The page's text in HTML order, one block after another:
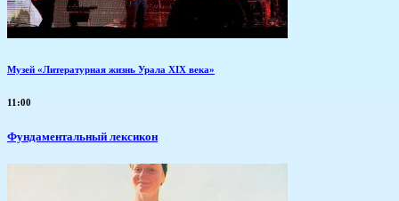
Музей «Литературная жизнь Урала XIX века»
11:00
Фундаментальный лексикон